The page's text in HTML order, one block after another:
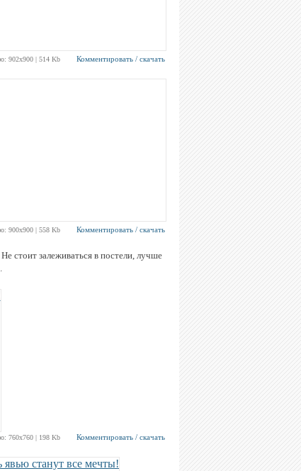
902х900 | 514 Kb Комментировать / скачать
900х900 | 558 Kb Комментировать / скачать
стоит залеживаться в постели, лучше
760х760 | 198 Kb Комментировать / скачать